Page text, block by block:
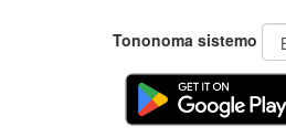
Tononoma sistemo